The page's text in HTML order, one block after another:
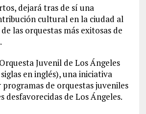
dejará tras de sí una
cultural en la ciudad al
las orquestas más exitosas de
Juvenil de Los Ángeles
en inglés), una iniciativa
programas de orquestas juveniles
desfavorecidas de Los Ángeles.